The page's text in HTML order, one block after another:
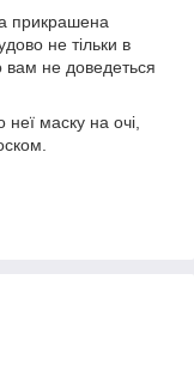
прикрашена
не тільки в
вам не доведеться
маску на очі,